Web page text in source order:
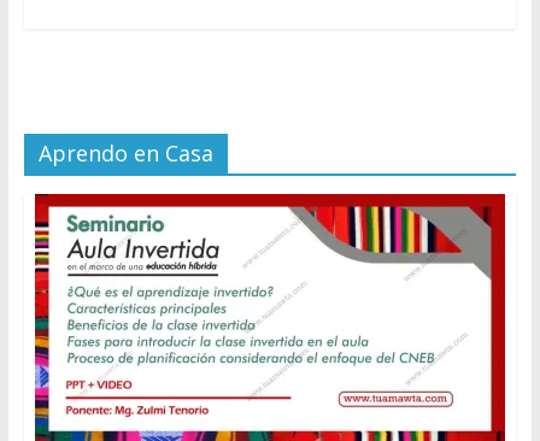
Aprendo en Casa